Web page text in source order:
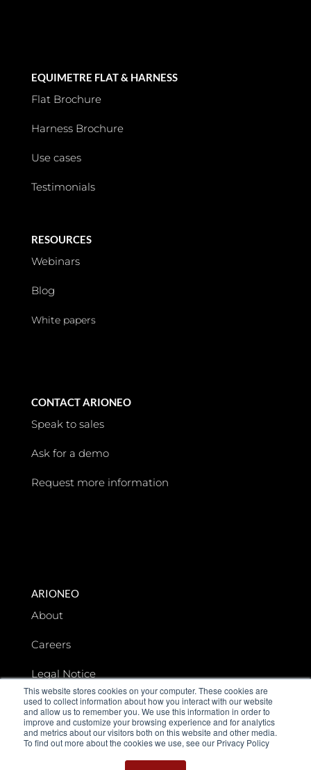
This website stores cookies on your computer. These cookies are
used to collect information about how you interact with our website
and allow us to remember you. We use this information in order to
improve and customize your browsing experience and for analytics
and metrics about our visitors both on this website and other media.
To find out more about the cookies we use, see our Privacy Policy
EQUIMETRE FLAT & HARNESS
Flat Brochure
Harness Brochure
Use cases
Testimonials
RESOURCES
Webinars
Blog
White papers
CONTACT ARIONEO
Speak to sales
Ask for a demo
Request more information
ARIONEO
About
Careers
Legal Notice
Data privacy